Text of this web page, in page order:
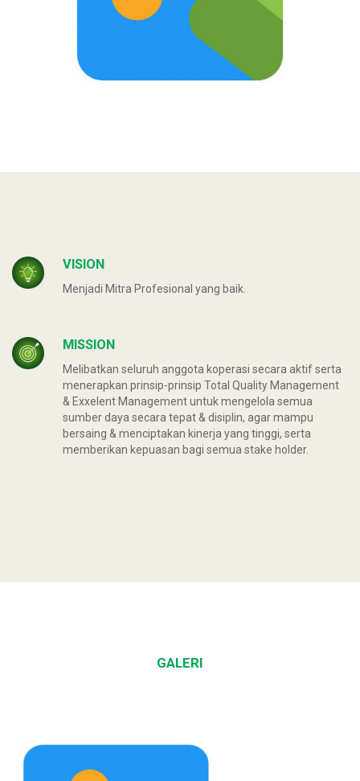
VISION
Menjadi Mitra Profesional yang baik.
MISSION
Melibatkan seluruh anggota koperasi secara aktif serta
menerapkan prinsip-prinsip Total Quality Management
& Exxelent Management untuk mengelola semua
sumber daya secara tepat & disiplin, agar mampu
bersaing & menciptakan kinerja yang tinggi, serta
memberikan kepuasan bagi semua stake holder.
GALERI